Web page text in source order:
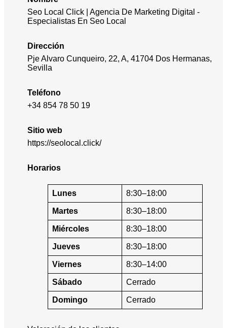
Seo Local Click | Agencia De Marketing Digital -
Especialistas En Seo Local
Dirección
Pje Alvaro Cunqueiro, 22, A, 41704 Dos Hermanas,
Sevilla
Teléfono
+34 854 78 50 19
Sitio web
https://seolocal.click/
Horarios
Lunes 8:30–18:00
Martes 8:30–18:00
Miércoles 8:30–18:00
Jueves 8:30–18:00
Viernes 8:30–14:00
Sábado Cerrado
Domingo Cerrado